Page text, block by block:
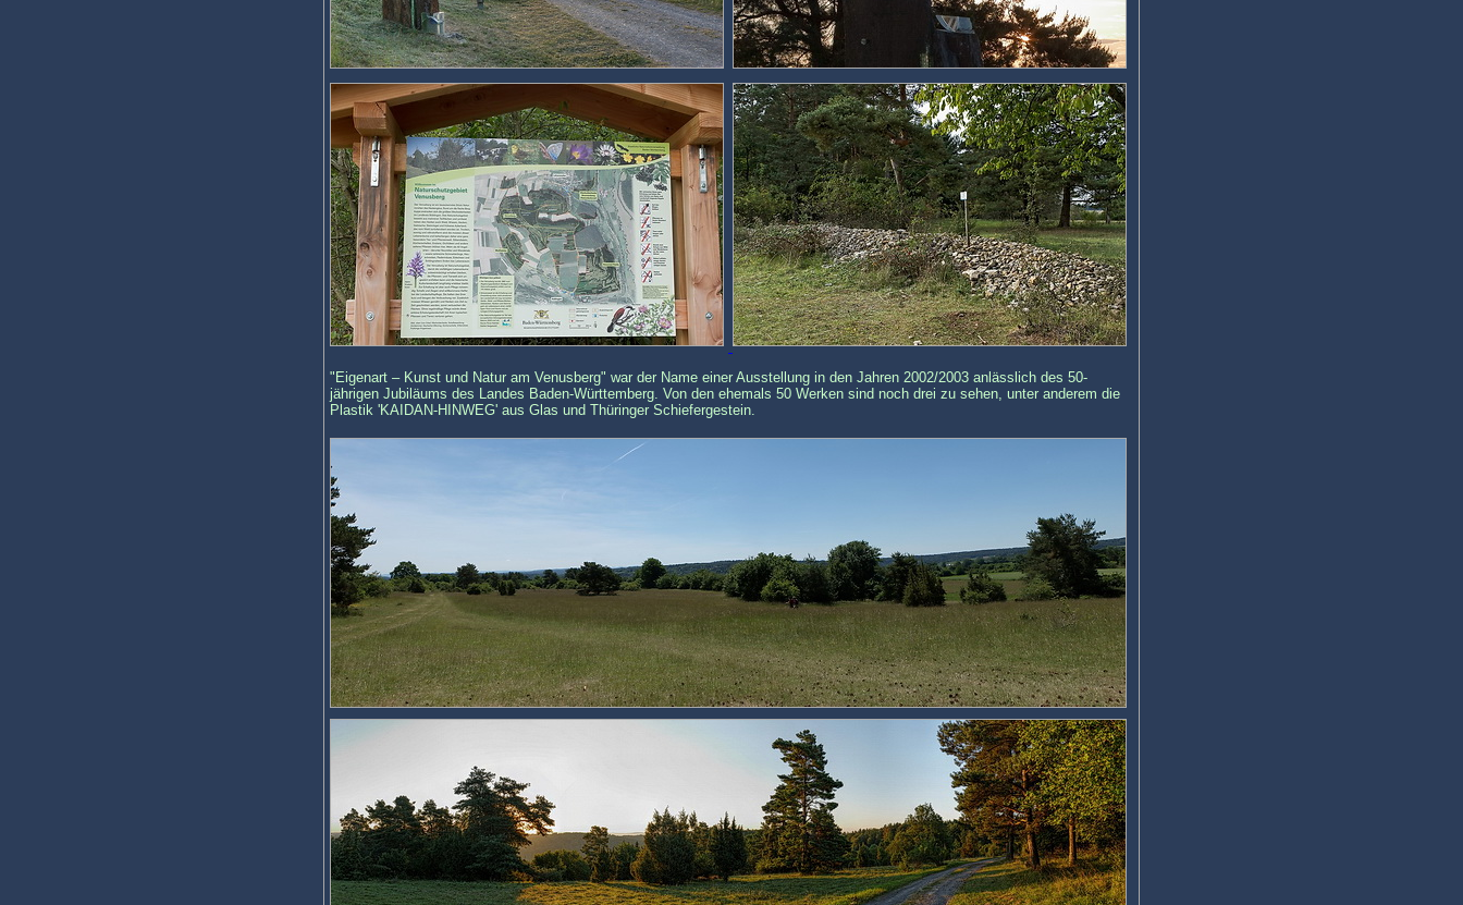
"Eigenart – Kunst und Natur am Venusberg" war der Name einer Ausstellung in den Jahren 2002/2003 anlässlich des 50-
jährigen Jubiläums des Landes Baden-Württemberg. Von den ehemals 50 Werken sind noch drei zu sehen, unter anderem die
Plastik 'KAIDAN-HINWEG' aus Glas und Thüringer Schiefergestein.